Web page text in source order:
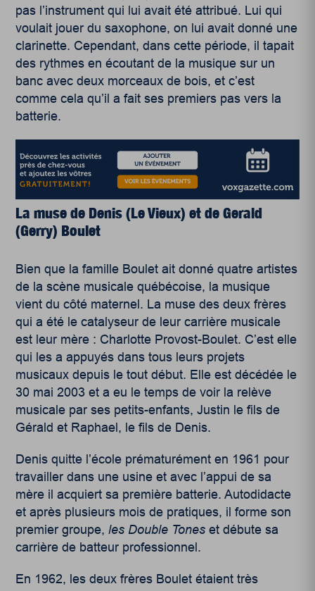
pas l’instrument qui lui avait été attribué. Lui qui
voulait jouer du saxophone, on lui avait donné une
clarinette. Cependant, dans cette période, il tapait
des rythmes en écoutant de la musique sur un
banc avec deux morceaux de bois, et c’est
comme cela qu’il a fait ses premiers pas vers la
batterie.
La muse de Denis (Le Vieux) et de Gerald
(Gerry) Boulet
Bien que la famille Boulet ait donné quatre artistes
de la scène musicale québécoise, la musique
vient du côté maternel. La muse des deux frères
qui a été le catalyseur de leur carrière musicale
est leur mère : Charlotte Provost-Boulet. C’est elle
qui les a appuyés dans tous leurs projets
musicaux depuis le tout début. Elle est décédée le
30 mai 2003 et a eu le temps de voir la relève
musicale par ses petits-enfants, Justin le fils de
Gérald et Raphael, le fils de Denis.
Denis quitte l’école prématurément en 1961 pour
travailler dans une usine et avec l’appui de sa
mère il acquiert sa première batterie. Autodidacte
et après plusieurs mois de pratiques, il forme son
premier groupe, les Double Tones et débute sa
carrière de batteur professionnel.
En 1962, les deux frères Boulet étaient très